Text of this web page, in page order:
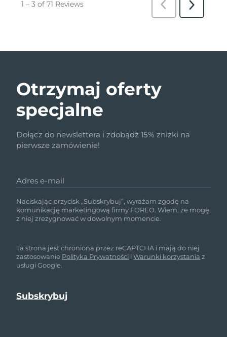
Otrzymaj oferty
specjalne
Dołącz do newslettera i zdobądź 15% zniżki na
pierwsze zamówienie!
Adres e-mail
Naciskając przycisk „Subskrybuj”, wyrażam zgodę na
komunikację marketingową firmy FOREO. Wiem, że mogę
z niej zrezygnować w dowolnym momencie.
Ta strona jest chroniona przez reCAPTCHA i mają do niej
zastosowanie Polityka Prywatności iWarunki korzystania z
usługi Google.